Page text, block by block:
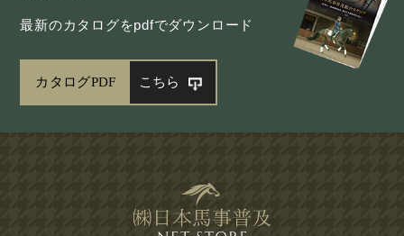
最新のカタログをpdfでダウンロード
カタログPDF こちら